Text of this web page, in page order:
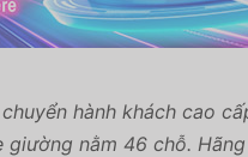
hành khách cao
nằm 46 chỗ.